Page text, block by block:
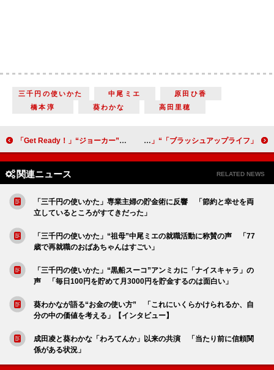
三千円の使いかた 中尾ミエ
原田ひ香
橋本淳
葵わかな 高田里穂
「Get Ready！」“ジョーカー”藤原竜也の過去が判明 “エース”妻夫木聡との「バディは最高」 「ブラッシュアップライフ」“麻美”安藤サクラの孤軍奮闘に「今週も笑った」 「脚本が完璧過ぎる」「バカリズムは人生何週目なの」
関連ニュース RELATED NEWS
「三千円の使いかた」専業主婦の貯金術に反響 「節約と幸せを両
立しているところがすてきだった」
「三千円の使いかた」“祖母”中尾ミエの就職活動に称賛の声 「77
歳で再就職のおばあちゃんはすごい」
「三千円の使いかた」“黒船スーコ”アンミカに「ナイスキャラ」の
声 「毎日100円を貯めて月3000円を貯金するのは面白い」
葵わかなが語る“お金の使い方” 「これにいくらかけられるか、自
分の中の価値を考える」【インタビュー】
成田凌と葵わかな「わろてんか」以来の共演 「当たり前に信頼関
係がある状況」